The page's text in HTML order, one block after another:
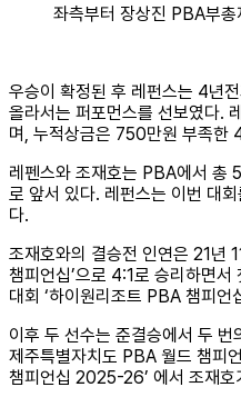
좌측부터 장상진 PBA부
우승이 확정된 후 레펀스는 4년
올라서는 퍼포먼스를 선보였다.
며, 누적상금은 750만원 부족한
레펜스와 조재호는 PBA에서 총
로 앞서 있다. 레펀스는 이번 대
다.
조재호와의 결승전 인연은 21년
챔피언십’으로 4:1로 승리하면
대회 ‘하이원리조트 PBA 챔피언
이후 두 선수는 준결승에서 두
제주특별자치도 PBA 월드 챔피
챔피언십 2025-26’ 에서 조재호